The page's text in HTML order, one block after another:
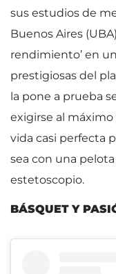
sus estudios de
Buenos Aires
rendimiento’ en
prestigiosas del
la pone a prueba
exigirse al
vida casi perfecta
sea con una
estetoscopio.
BÁSQUET Y